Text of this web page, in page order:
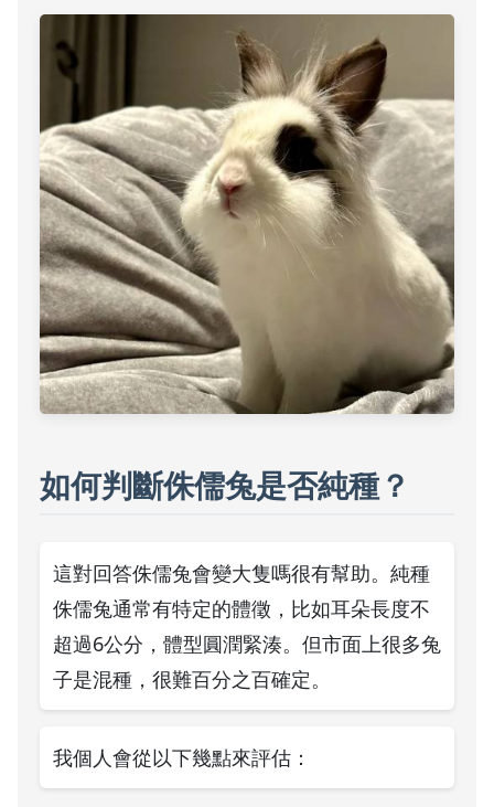
如何判斷侏儒兔是否純種？
這對回答侏儒兔會變大隻嗎很有幫助。純種
侏儒兔通常有特定的體徵，比如耳朵長度不
超過6公分，體型圓潤緊湊。但市面上很多兔
子是混種，很難百分之百確定。
我個人會從以下幾點來評估：